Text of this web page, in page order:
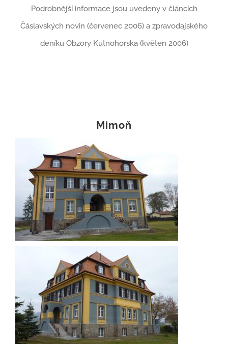
Podrobnější informace jsou uvedeny v článcích
Čáslavských novin (červenec 2006) a zpravodajského
deníku Obzory Kutnohorska (květen 2006)
Mimoň